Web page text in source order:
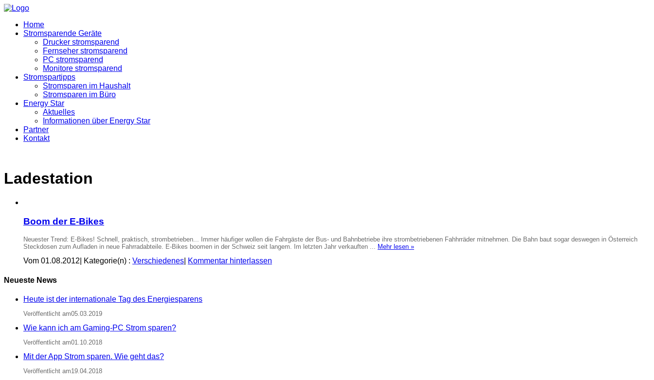
Home
Stromsparende Geräte
Drucker stromsparend
Fernseher stromsparend
PC stromsparend
Monitore stromsparend
Stromspartipps
Stromsparen im Haushalt
Stromsparen im Büro
Energy Star
Aktuelles
Informationen über Energy Star
Partner
Kontakt
Ladestation
Boom der E-Bikes
Neuester Trend: E-Bikes! Schnell, praktisch, strombetrieben... Immer häufiger wollen die Fahrgäste der Bus- und Bahnbetriebe ihre strombetriebenen Fahhrräder mitnehmen. Die Bahn baut sogar deswegen in Österreich
Steckdosen zum Aufladen in neue Fahrradabteile. E-Bikes boomen in der Schweiz seit langem. Im letzten Jahr verkauften ... Mehr lesen »
Vom 01.08.2012 Kategorie(n) : Verschiedenes Kommentar hinterlassen
Neueste News
Heute ist der internationale Tag des Energiesparens
Veröffentlicht am05.03.2019
Wie kann ich am Gaming-PC Strom sparen?
Veröffentlicht am01.10.2018
Mit der App Strom sparen. Wie geht das?
Veröffentlicht am19.04.2018